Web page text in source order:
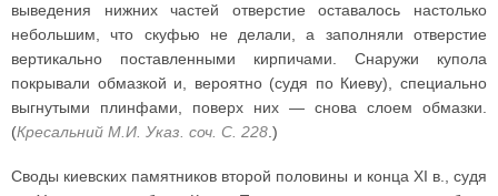
выведения нижних частей отверстие оставалось настолько
небольшим, что скуфью не делали, а заполняли отверстие
вертикально поставленными кирпичами. Снаружи купола
покрывали обмазкой и, вероятно (судя по Киеву), специально
выгнутыми плинфами, поверх них — снова слоем обмазки.
(Кресальний М.И. Указ. соч. С. 228 .)
Своды киевских памятников второй половины и конца XI в., судя